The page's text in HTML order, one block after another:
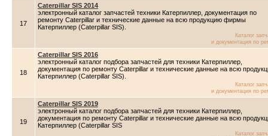
17
Caterpillar SIS 2014
электронный каталог запчастей техники Катерпиллер, документация по
ремонту Caterpillar и технические данные на всю продукцию фирмы
Катерпиллер (Caterpillar SIS).
Каталог
и документация по
18
Caterpillar SIS 2016
электронный каталог подбора запчастей для техники Катерпиллер,
документация по ремонту Caterpillar и технические данные на всю
Катерпиллер (Caterpillar SIS).
Каталог
и документация по
19
Caterpillar SIS 2019
электронный каталог подбора запчастей для техники Катерпиллер,
документация по ремонту Caterpillar и технические данные на всю
Катерпиллер (Caterpillar SIS
Каталог